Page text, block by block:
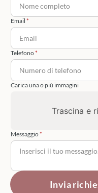
Email
Telefono
Carica una o più immagini
Trascina e
Messaggio
Invia